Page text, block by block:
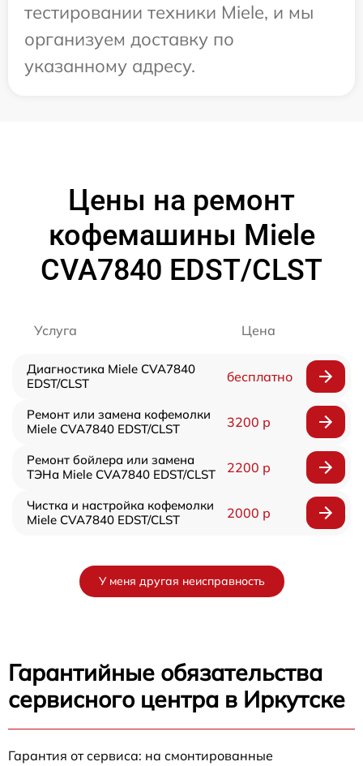
тестировании техники Miele, и мы
организуем доставку по
указанному адресу.
Цены на ремонт
кофемашины Miele
CVA7840 EDST/CLST
Услуга Цена
Диагностика Miele CVA7840
EDST/CLST
бесплатно
Ремонт или замена кофемолки
Miele CVA7840 EDST/CLST
3200 р
Ремонт бойлера или замена
ТЭНа Miele CVA7840 EDST/CLST
2200 р
Чистка и настройка кофемолки
Miele CVA7840 EDST/CLST
2000 р
У меня другая неисправность
Гарантийные обязательства
сервисного центра в Иркутске
Гарантия от сервиса: на смонтированные